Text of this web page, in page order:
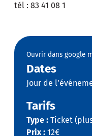
tél : 83 41 08 1
Ouvrir dans google
Dates
Jour de
Tarifs
Type : Ticket
Prix : 12€